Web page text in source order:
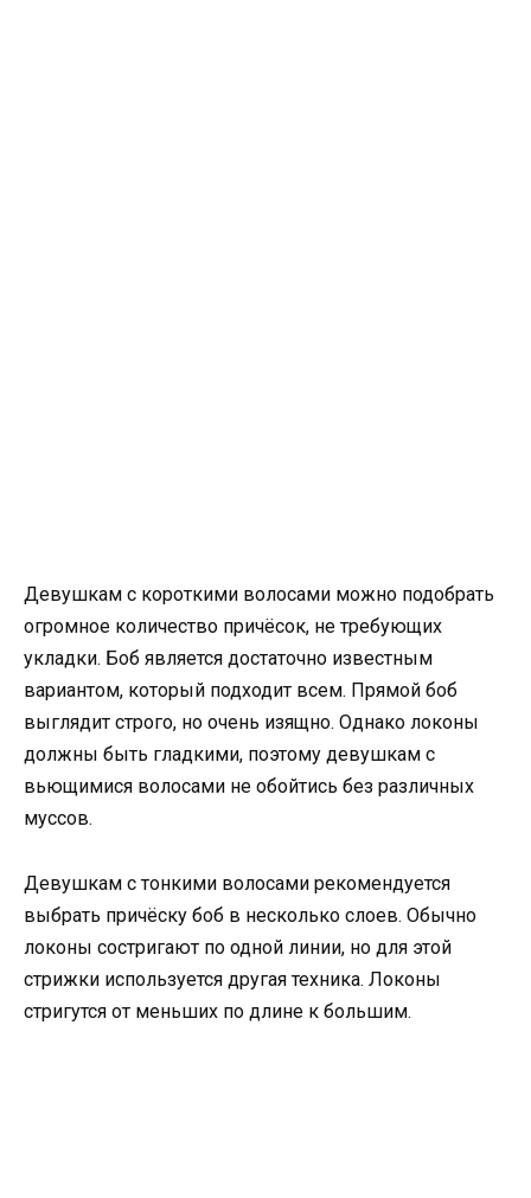
Девушкам с короткими волосами можно подобрать
огромное количество причёсок, не требующих
укладки. Боб является достаточно известным
вариантом, который подходит всем. Прямой боб
выглядит строго, но очень изящно. Однако локоны
должны быть гладкими, поэтому девушкам с
вьющимися волосами не обойтись без различных
муссов.
Девушкам с тонкими волосами рекомендуется
выбрать причёску боб в несколько слоев. Обычно
локоны состригают по одной линии, но для этой
стрижки используется другая техника. Локоны
стригутся от меньших по длине к большим.